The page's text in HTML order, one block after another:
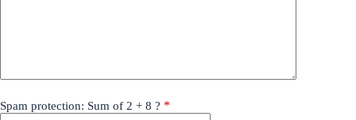
Spam protection: Sum of 2 + 8 ? *